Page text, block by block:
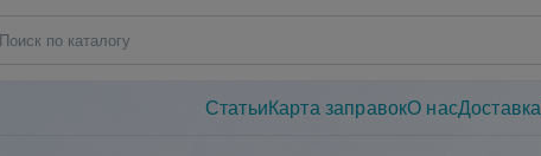
Статьи Карта заправокО насДоставка